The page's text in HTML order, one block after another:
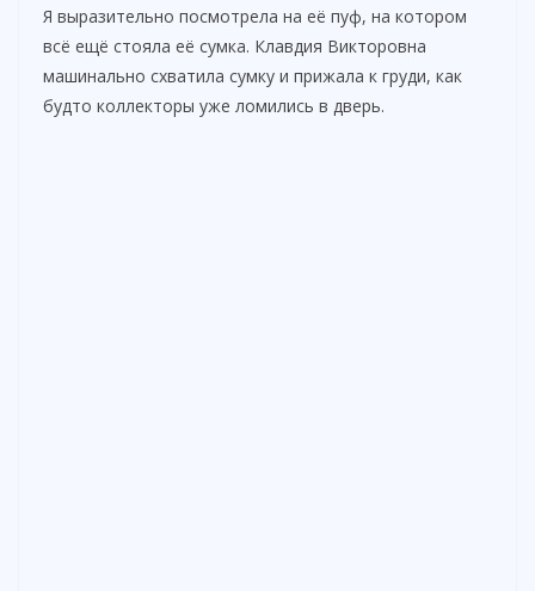
Я выразительно посмотрела на её пуф, на котором
всё ещё стояла её сумка. Клавдия Викторовна
машинально схватила сумку и прижала к груди, как
будто коллекторы уже ломились в дверь.